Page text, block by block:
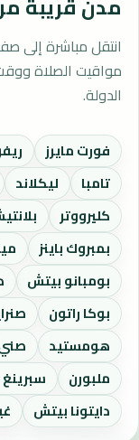
انتقل مباشرة إلى
مواقيت الصلاة
الدولة.
فورت مايرز
تامبا
ليكلاند
كليرووتر
بمبروك باينز
بومبانو بيتش
بوكا راتون
هومستيد
ملبورن
دايتونا بيتش